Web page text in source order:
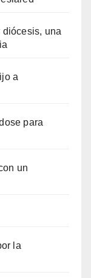
una
a
para
un
la